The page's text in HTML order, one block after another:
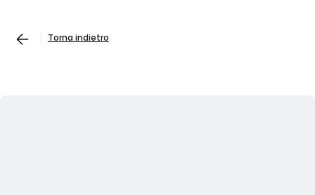
Torna indietro